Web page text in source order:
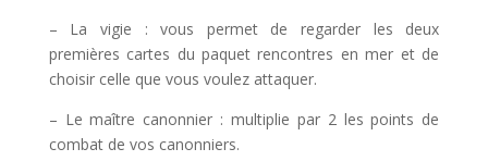
– La vigie : vous permet de regarder les deux
premières cartes du paquet rencontres en mer et de
choisir celle que vous voulez attaquer.
– Le maître canonnier : multiplie par 2 les points de
combat de vos canonniers.